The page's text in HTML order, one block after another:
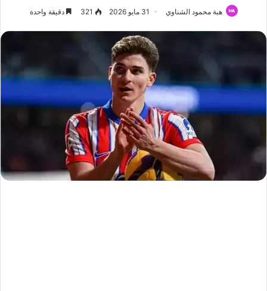
هبة محمود الشناوي 31 مايو 2026 321 دقيقة واحدة